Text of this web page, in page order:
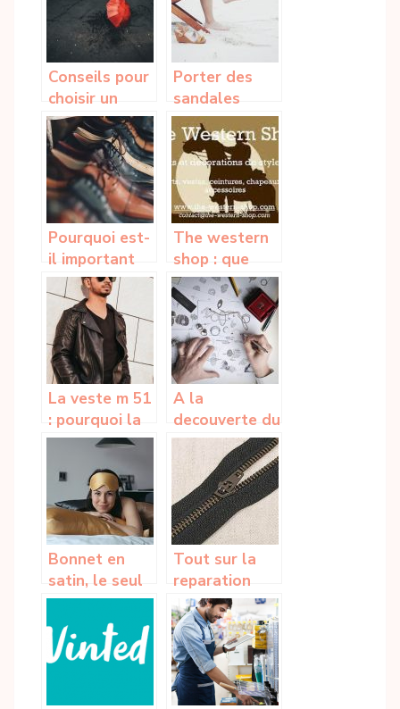
Conseils pour
choisir un
meilleur
parapluie
Porter des
sandales
anatomiques
en ete
Pourquoi est-
il important
de bien choisir
ses
chaussures ?
The western
shop : que
faut-il savoir
?
La veste m 51
: pourquoi la
choisir et
ses
differentes
matieres de
fabrication ?
A la
decouverte du
bijou cœur de
l’ocean
Bonnet en
satin, le seul
moyen naturel
pour epaissir
et allonger
votre
Tout sur la
reparation
d’une
fermeture
eclair